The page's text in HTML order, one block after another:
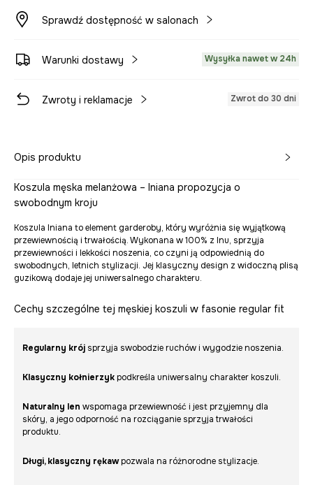
Sprawdź dostępność w salonach
Warunki dostawy Wysyłka nawet w 24h
Zwroty i reklamacje Zwrot do 30 dni
Opis produktu
Koszula męska melanżowa – lniana propozycja o
swobodnym kroju
Koszula lniana to element garderoby, który wyróżnia się wyjątkową
przewiewnością i trwałością. Wykonana w 100% z lnu, sprzyja
przewiewności i lekkości noszenia, co czyni ją odpowiednią do
swobodnych, letnich stylizacji. Jej klasyczny design z widoczną plisą
guzikową dodaje jej uniwersalnego charakteru.
Cechy szczególne tej męskiej koszuli w fasonie regular fit
Regularny krój sprzyja swobodzie ruchów i wygodzie noszenia.
Klasyczny kołnierzyk podkreśla uniwersalny charakter koszuli.
Naturalny len wspomaga przewiewność i jest przyjemny dla
skóry, a jego odporność na rozciąganie sprzyja trwałości
produktu.
Długi, klasyczny rękawpozwala na różnorodne stylizacje.